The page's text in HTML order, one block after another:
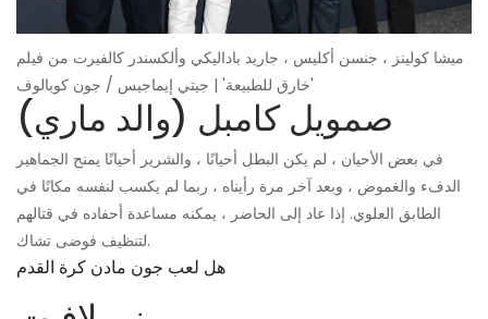
ميشا كولينز ، جنسن أكليس ، جاريد باداليكي وألكسندر كالفيرت من فيلم
'خارق للطبيعة' | جيتي إيماجيس / جون كوبالوف
صمويل كامبل (والد ماري)
في بعض الأحيان ، لم يكن البطل أحيانًا ، والشرير أحيانًا يمنح الجماهير
الدفء والغموض ، وبعد آخر مرة رأيناه ، ربما لم يكسب لنفسه مكانًا في
الطابق العلوي. إذا عاد إلى الحاضر ، يمكنه مساعدة أحفاده في قتالهم
لتنظيف فوضى تشاك.
هل لعب جون مادن كرة القدم